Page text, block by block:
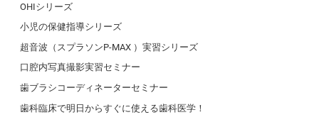
OHIシリーズ
小児の保健指導シリーズ
超音波（スプラソンP-MAX ）実習シリーズ
口腔内写真撮影実習セミナー
歯ブラシコーディネーターセミナー
歯科臨床で明日からすぐに使える歯科医学！